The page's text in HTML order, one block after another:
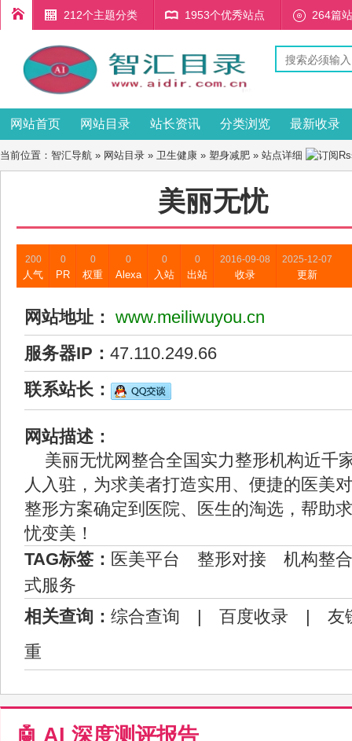
212个主题分类 1953个优秀站点 264篇
网站首页 网站目录 站长资讯 分类浏览 最新收录
当前位置： 智汇导航 » 网站目录 » 卫生健康 » 塑身减肥 » 站点详细
美丽无忧
200
人气
0
PR
0
权重
0
Alexa
0
入站
0
出站
2016-09-08
收录
2025-12-07
更新
网站地址： www.meiliwuyou.cn
服务器IP： 47.110.249.66
联系站长：
网站描述：
美丽无忧网整合全国实力整形机构近千
人入驻，为求美者打造实用、便捷的医美
整形方案确定到医院、医生的淘选，帮助
忧变美！
TAG标签： 医美平台 整形对接
机构整合
式服务
相关查询： 综合查询 | 百度收录 | 友
重
🤖 AI 深度测评报告